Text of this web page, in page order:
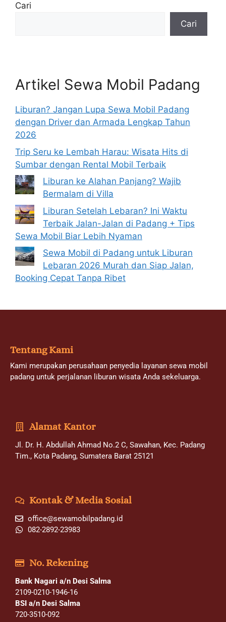
Cari
Cari
Artikel Sewa Mobil Padang
Liburan? Jangan Lupa Sewa Mobil Padang
dengan Driver dan Armada Lengkap Tahun
2026
Trip Seru ke Lembah Harau: Wisata Hits di
Sumbar dengan Rental Mobil Terbaik
Liburan ke Alahan Panjang? Wajib
Bermalam di Villa
Liburan Setelah Lebaran? Ini Waktu
Terbaik Jalan-Jalan di Padang + Tips
Sewa Mobil Biar Lebih Nyaman
Sewa Mobil di Padang untuk Liburan
Lebaran 2026 Murah dan Siap Jalan,
Booking Cepat Tanpa Ribet
Tentang Kami
Kami merupakan perusahaan penyedia layanan sewa mobil
padang untuk perjalanan liburan wisata Anda sekeluarga.
Alamat Kantor
Jl. Dr. H. Abdullah Ahmad No.2 C, Sawahan, Kec. Padang
Tim., Kota Padang, Sumatera Barat 25121
Kontak & Media Sosial
office@sewamobilpadang.id
082-2892-23983
No. Rekening
Bank Nagari a/n Desi Salma
2109-0210-1946-16
BSI a/n Desi Salma
720-3510-092